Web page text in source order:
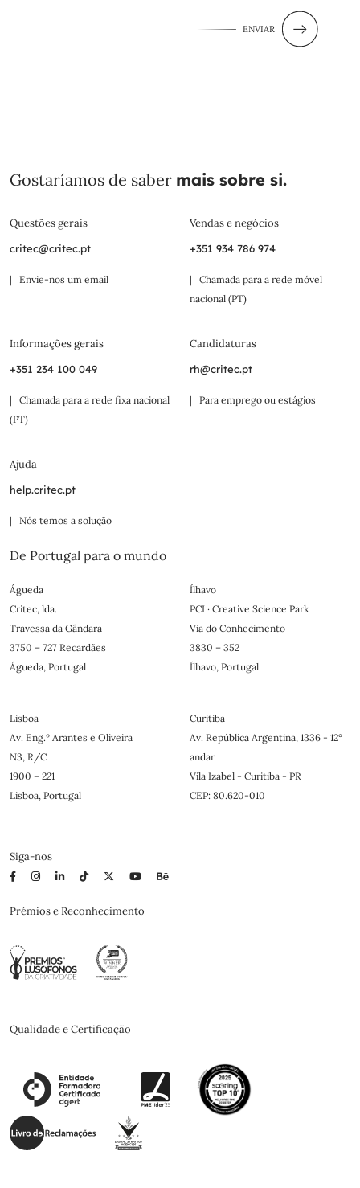
ENVIAR
Gostaríamos de saber mais sobre si.
Questões gerais
critec@critec.pt
| Envie-nos um email
Vendas e negócios
+351 934 786 974
| Chamada para a rede móvel
nacional (PT)
Informações gerais
+351 234 100 049
| Chamada para a rede fixa nacional
(PT)
Candidaturas
rh@critec.pt
| Para emprego ou estágios
Ajuda
help.critec.pt
| Nós temos a solução
De Portugal para o mundo
Águeda
Critec, lda.
Travessa da Gândara
3750 – 727 Recardães
Águeda, Portugal
Ílhavo
PCI · Creative Science Park
Via do Conhecimento
3830 – 352
Ílhavo, Portugal
Lisboa
Av. Eng.º Arantes e Oliveira
N3, R/C
1900 – 221
Lisboa, Portugal
Curitiba
Av. República Argentina, 1336 - 12°
andar
Vila Izabel - Curitiba - PR
CEP: 80.620-010
Siga-nos
Prémios e Reconhecimento
Qualidade e Certificação